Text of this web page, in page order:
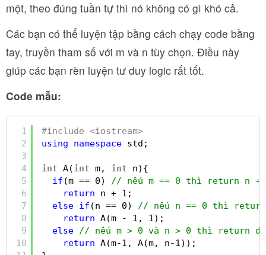
một, theo đúng tuần tự thì nó không có gì khó cả.
Các bạn có thể luyện tập bằng cách chạy code bằng
tay, truyền tham số với m và n tùy chọn. Điều này
giúp các bạn rèn luyện tư duy logic rất tốt.
Code mẫu:
1
2
3
4
5
6
7
8
9
10
#include <iostream>
using
namespace std;
int A(int m, int
n){
if (m == 0) // nếu m == 0 thì return n +
return
n + 1;
else if (n == 0) // nếu n == 0 thì
return A(m - 1, 1);
else // nếu m > 0 và n > 0 thì return
return A(m-1, A(m, n-1));